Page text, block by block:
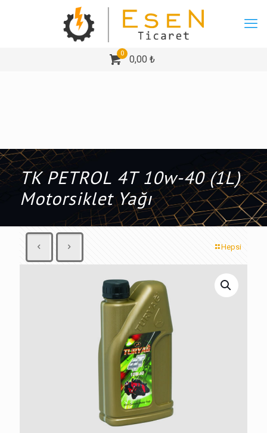
0
0,00 ₺
TK PETROL 4T 10w-40 (1L)
Motorsiklet Yağı
Hepsi